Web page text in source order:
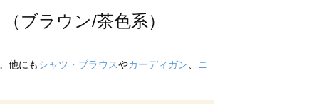
ブラウン/茶色系）
他にもシャツ・ブラウスやカーディガン
ニ